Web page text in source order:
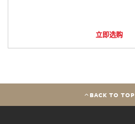
立即选购
BACK TO TOP